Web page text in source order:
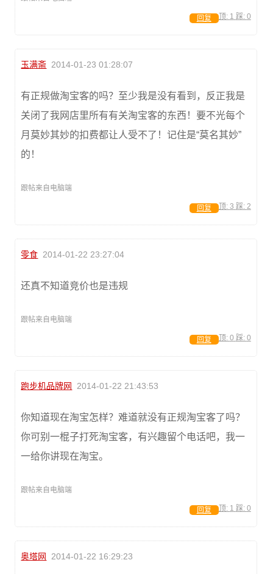
顶: 1 踩: 0
回复
玉满斋 2014-01-23 01:28:07
有正规做淘宝客的吗？至少我是没有看到，反正我是
关闭了我网店里所有有关淘宝客的东西！要不光每个
月莫妙其妙的扣费都让人受不了！记住是“莫名其妙”
的！
跟帖来自电脑端
顶: 3 踩: 2
回复
零食 2014-01-22 23:27:04
还真不知道竞价也是违规
跟帖来自电脑端
顶: 0 踩: 0
回复
跑步机品牌网 2014-01-22 21:43:53
你知道现在淘宝怎样？难道就没有正规淘宝客了吗？
你可别一棍子打死淘宝客，有兴趣留个电话吧，我一
一给你讲现在淘宝。
跟帖来自电脑端
顶: 1 踩: 0
回复
奥塔网 2014-01-22 16:29:23